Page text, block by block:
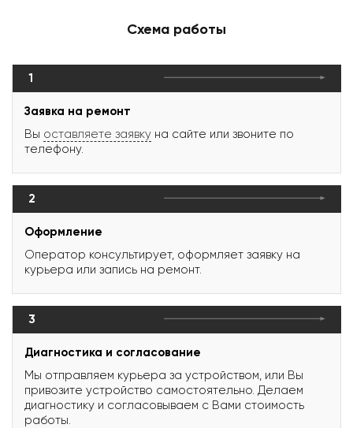
Схема работы
1
Заявка на ремонт
Вы оставляете заявку на сайте или звоните по
телефону.
2
Оформление
Оператор консультирует, оформляет заявку на
курьера или запись на ремонт.
3
Диагностика и согласование
Мы отправляем курьера за устройством, или Вы
привозите устройство самостоятельно. Делаем
диагностику и согласовываем с Вами стоимость
работы.